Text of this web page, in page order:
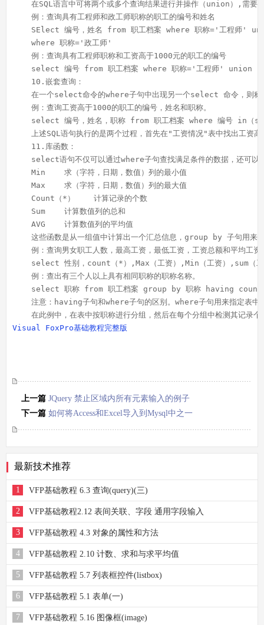
在SQL语言中可将两个或多个查询结果进行并操作（union）,需要注
例：查询具有工程师和政工师职称的职工的编号和姓名
SElect 编号，姓名 from 职工档案 where 职称='工程师'
where 职称='政工师'
例：查询具有工程师职称和工资高于1000元的职工的编号
select 编号 from 职工档案 where 职称='工程师' union
10.嵌套查询：
在一个select命令的where子句中出现另一个select 命令，则称为嵌
例：查询工资高于1000的职工的编号，姓名和职称。
select 编号，姓名，职称 from 职工档案 where 编号 in（
上述SQL语句执行的是两个过程，首先在"工资情况"表中找出工资高
11.库函数：
select语句不仅可以通过where子句查找满足条件的数据，还可以通
Min    求（字符，日期，数值）列的最小值
Max    求（字符，日期，数值）列的最大值
Count（*）    计算记录的个数
Sum    计算数值列的总和
AVG    计算数值列的平均值
这些函数是从一组值中计算出一个汇总信息，group by 子句用来定
例：查询男女职工人数，最高工资，最低工资，工资总额和平均工资
select 性别，count（*）,Max（工资）,Min（工资）,sum（
例：查出有三个人以上具有相同职称的职称名称。
select 职称 from 职工档案 group by 职称 having count
注意：having子句和where子句的区别。where子句用来指定表中元
在此例中，在表中按职称进行分组，然后在每个分组中检测其记录个
Visual FoxPro基础教程完整版
上一篇 JQuery 禁止区域内所有元素输入的例子
下一篇 如何将Access和Excel导入到Mysql中之一
最新技术推荐
1 VFP基础教程 6.3 查询(query)(三)
2 VFP基础教程2.12 表间关联、字段 通用字段输入
3 VFP基础教程 4.3 对象的属性和方法
4 VFP基础教程 2.10 计数、求和与求平均值
5 VFP基础教程 5.7 列表框控件(listbox)
6 VFP基础教程 5.1 表单(一)
7 VFP基础教程 5.16 图像框(image)